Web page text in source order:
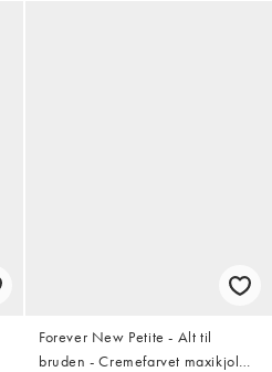
Forever New Petite - Alt til
bruden - Cremefarvet maxikjole